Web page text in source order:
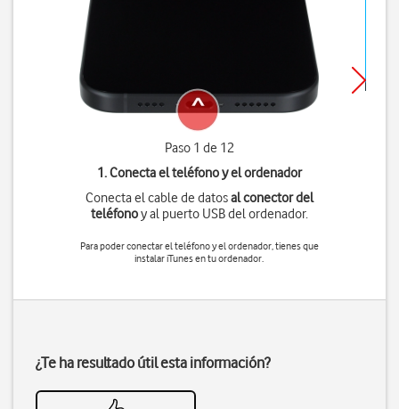
Paso 1 de 12
1. Conecta el teléfono y el ordenador
Conecta el cable de datosal conector del
teléfonoy al puerto USB del ordenador.
Para poder conectar el teléfono y el ordenador, tienes que
instalar iTunes en tu ordenador.
¿Te ha resultado útil esta información?